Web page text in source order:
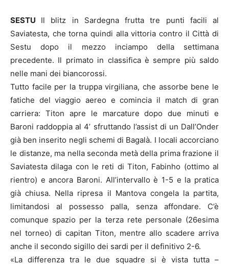
SESTU Il blitz in Sardegna frutta tre punti facili al
Saviatesta, che torna quindi alla vittoria contro il Città di
Sestu dopo il mezzo inciampo della settimana
precedente. Il primato in classifica è sempre più saldo
nelle mani dei biancorossi.
Tutto facile per la truppa virgiliana, che assorbe bene le
fatiche del viaggio aereo e comincia il match di gran
carriera: Titon apre le marcature dopo due minuti e
Baroni raddoppia al 4’ sfruttando l’assist di un Dall’Onder
già ben inserito negli schemi di Bagalà. I locali accorciano
le distanze, ma nella seconda metà della prima frazione il
Saviatesta dilaga con le reti di Titon, Fabinho (ottimo al
rientro) e ancora Baroni. All’intervallo è 1-5 e la pratica
già chiusa. Nella ripresa il Mantova congela la partita,
limitandosi al possesso palla, senza affondare. C’è
comunque spazio per la terza rete personale (26esima
nel torneo) di capitan Titon, mentre allo scadere arriva
anche il secondo sigillo dei sardi per il definitivo 2-6.
«La differenza tra le due squadre si è vista tutta –